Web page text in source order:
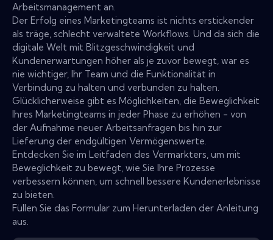
Arbeitsmanagement an.
Der Erfolg eines Marketingteams ist nichts erstickender
als träge, schlecht verwaltete Workflows. Und da sich die
digitale Welt mit Blitzgeschwindigkeit und
Kundenerwartungen höher als je zuvor bewegt, war es
nie wichtiger, Ihr Team und die Funktionalität in
Verbindung zu halten und verbunden zu halten.
Glücklicherweise gibt es Möglichkeiten, die Beweglichkeit
Ihres Marketingteams in jeder Phase zu erhöhen - von
der Aufnahme neuer Arbeitsanfragen bis hin zur
Lieferung der endgültigen Vermögenswerte.
Entdecken Sie im Leitfaden des Vermarkters, um mit
Beweglichkeit zu bewegt, wie Sie Ihre Prozesse
verbessern können, um schnell bessere Kundenerlebnisse
zu bieten.
Füllen Sie das Formular zum Herunterladen der Anleitung
aus.